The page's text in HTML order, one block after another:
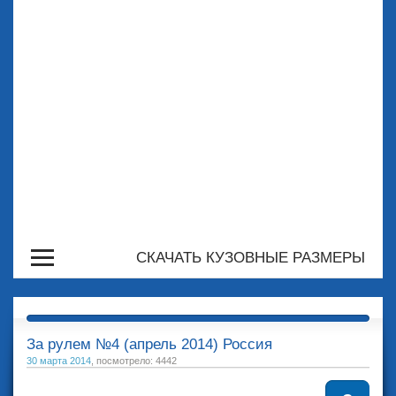
СКАЧАТЬ КУЗОВНЫЕ РАЗМЕРЫ
За рулем №4 (апрель 2014) Россия
30 марта 2014 , посмотрело: 4442